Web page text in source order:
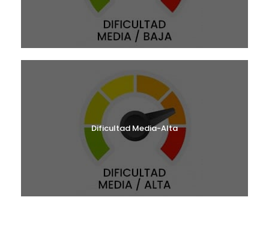
Dificultad Media-Alta